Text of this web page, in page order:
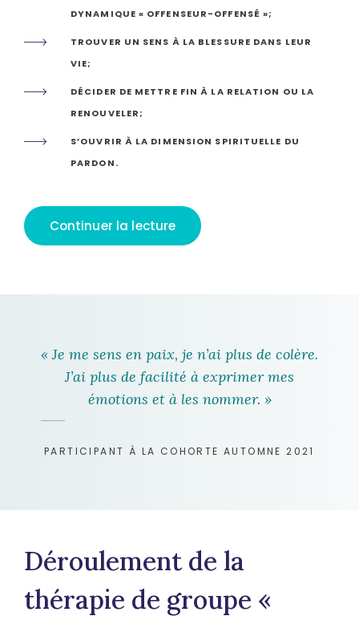
DYNAMIQUE « OFFENSEUR-OFFENSÉ »;
TROUVER UN SENS À LA BLESSURE DANS LEUR
VIE;
DÉCIDER DE METTRE FIN À LA RELATION OU LA
RENOUVELER;
S’OUVRIR À LA DIMENSION SPIRITUELLE DU
PARDON.
Continuer la lecture
« Je me sens en paix, je n’ai plus de colère.
J’ai plus de facilité à exprimer mes
émotions et à les nommer. »
PARTICIPANT À LA COHORTE AUTOMNE 2021
Déroulement de la
thérapie de groupe «